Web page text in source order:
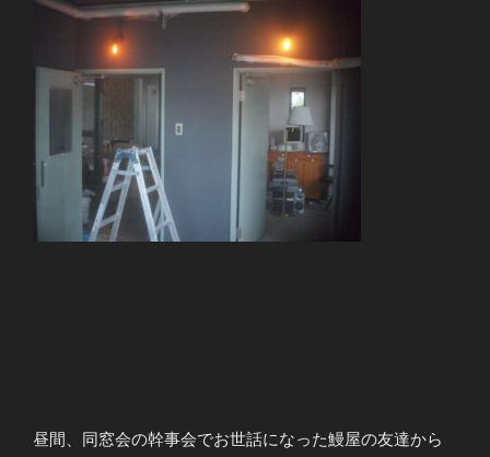
昼間、同窓会の幹事会でお世話になった鰻屋の友達から